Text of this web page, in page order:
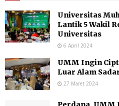
Universitas
Lantik 5 Wakil
Universitas
6 April 2024
UMM Ingin
Luar Alam
27 Maret 2024